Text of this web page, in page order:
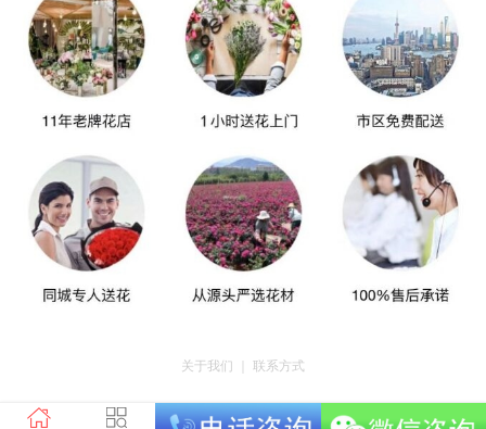
关于我们 联系方式
版权所有：荣昌区昌州街道爱神鲜花店 地址：重庆市荣昌区昌州街道迎宾大道
南段3号35幢4-20 电话：tel023-46761716